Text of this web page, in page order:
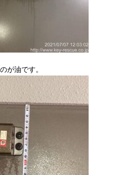
が油です。